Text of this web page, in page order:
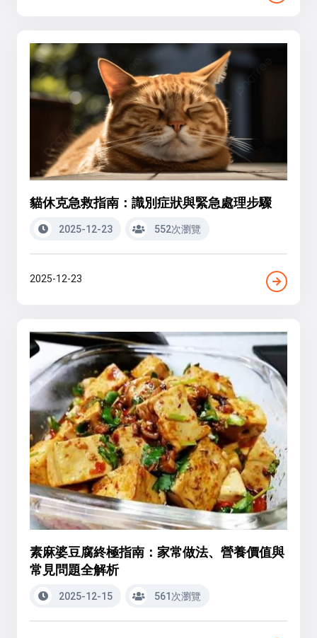
貓休克急救指南：識別症狀與緊急處理步驟
2025-12-23 552次瀏覽
2025-12-23
素麻婆豆腐終極指南：家常做法、營養價值與
常見問題全解析
2025-12-15 561次瀏覽